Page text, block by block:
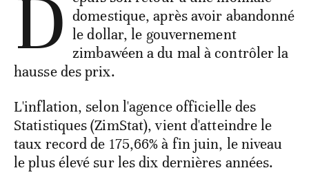
D domestique, après avoir abandonné
le dollar, le gouvernement
zimbawéen a du mal à contrôler la
hausse des prix.
L'inflation, selon l'agence officielle des
Statistiques (ZimStat), vient d'atteindre le
taux record de 175,66% à fin juin, le niveau
le plus élevé sur les dix dernières années.